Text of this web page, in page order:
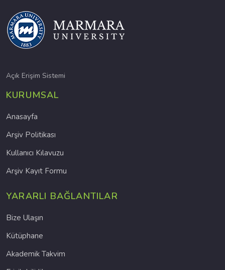
Açık Erişim Sistemi
KURUMSAL
Anasayfa
Arşiv Politikası
Kullanıcı Kılavuzu
Arşiv Kayıt Formu
YARARLI BAĞLANTILAR
Bize Ulaşın
Kütüphane
Akademik Takvim